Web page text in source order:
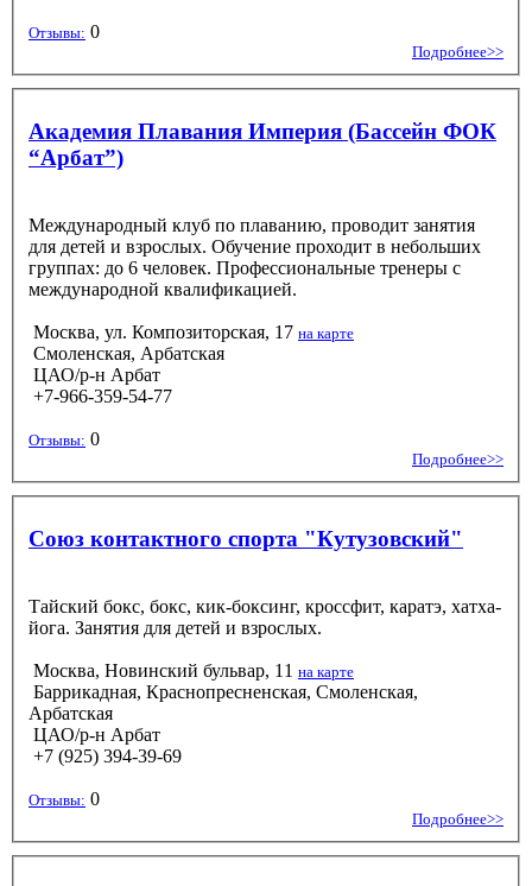
Отзывы: 0
Подробнее>>
Академия Плавания Империя (Бассейн ФОК
“Арбат”)
Международный клуб по плаванию, проводит занятия
для детей и взрослых. Обучение проходит в небольших
группах: до 6 человек. Профессиональные тренеры с
международной квалификацией.
Москва, ул. Композиторская, 17 на карте
Смоленская, Арбатская
ЦАО/р-н Арбат
+7-966-359-54-77
Отзывы: 0
Подробнее>>
Союз контактного спорта "Кутузовский"
Тайский бокс, бокс, кик-боксинг, кроссфит, каратэ, хатха-
йога. Занятия для детей и взрослых.
Москва, Новинский бульвар, 11 на карте
Баррикадная, Краснопресненская, Смоленская,
Арбатская
ЦАО/р-н Арбат
+7 (925) 394-39-69
Отзывы: 0
Подробнее>>